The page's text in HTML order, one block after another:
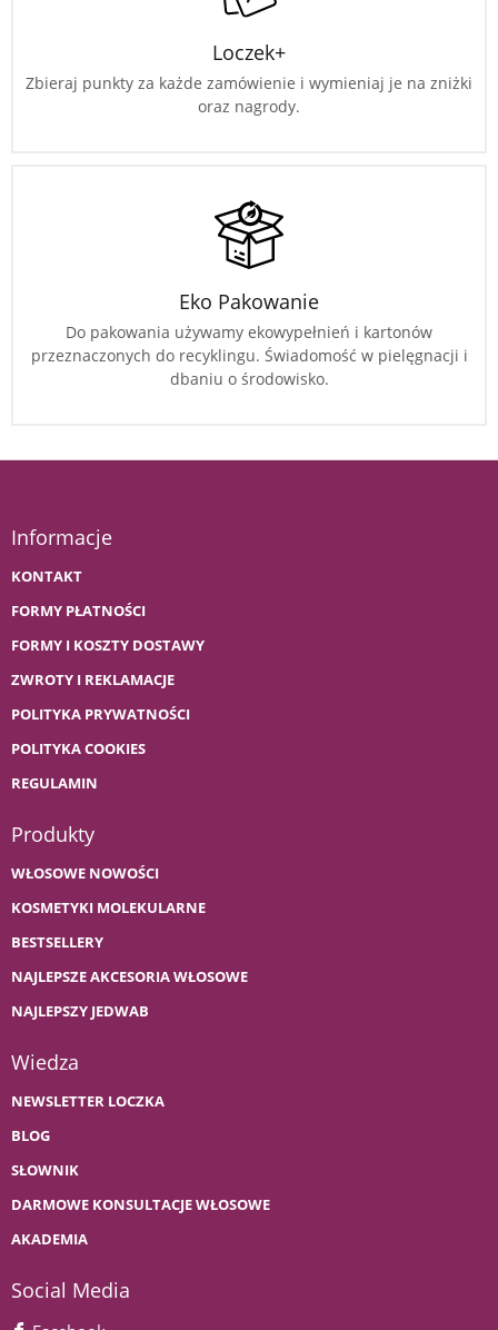
Loczek+
Zbieraj punkty za każde zamówienie i wymieniaj je na zniżki
oraz nagrody.
Eko Pakowanie
Do pakowania używamy ekowypełnień i kartonów
przeznaczonych do recyklingu. Świadomość w pielęgnacji i
dbaniu o środowisko.
Informacje
KONTAKT
FORMY PŁATNOŚCI
FORMY I KOSZTY DOSTAWY
ZWROTY I REKLAMACJE
POLITYKA PRYWATNOŚCI
POLITYKA COOKIES
REGULAMIN
Produkty
WŁOSOWE NOWOŚCI
KOSMETYKI MOLEKULARNE
BESTSELLERY
NAJLEPSZE AKCESORIA WŁOSOWE
NAJLEPSZY JEDWAB
Wiedza
NEWSLETTER LOCZKA
BLOG
SŁOWNIK
DARMOWE KONSULTACJE WŁOSOWE
AKADEMIA
Social Media